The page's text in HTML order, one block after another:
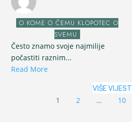
O KOME O ČEMU KLOPOTEC O
SVEMU
Često znamo svoje najmilije
počastiti raznim...
Read More
VIŠE VIJESTI
1 2 … 10